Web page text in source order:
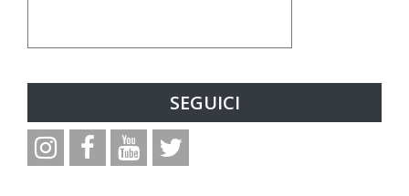
SEGUICI